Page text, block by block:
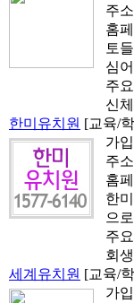
주
홈
토
심
주
신
한미유치원 [교육/
가
주
홈
한
으
주
회
세계유치원 [교육/
가